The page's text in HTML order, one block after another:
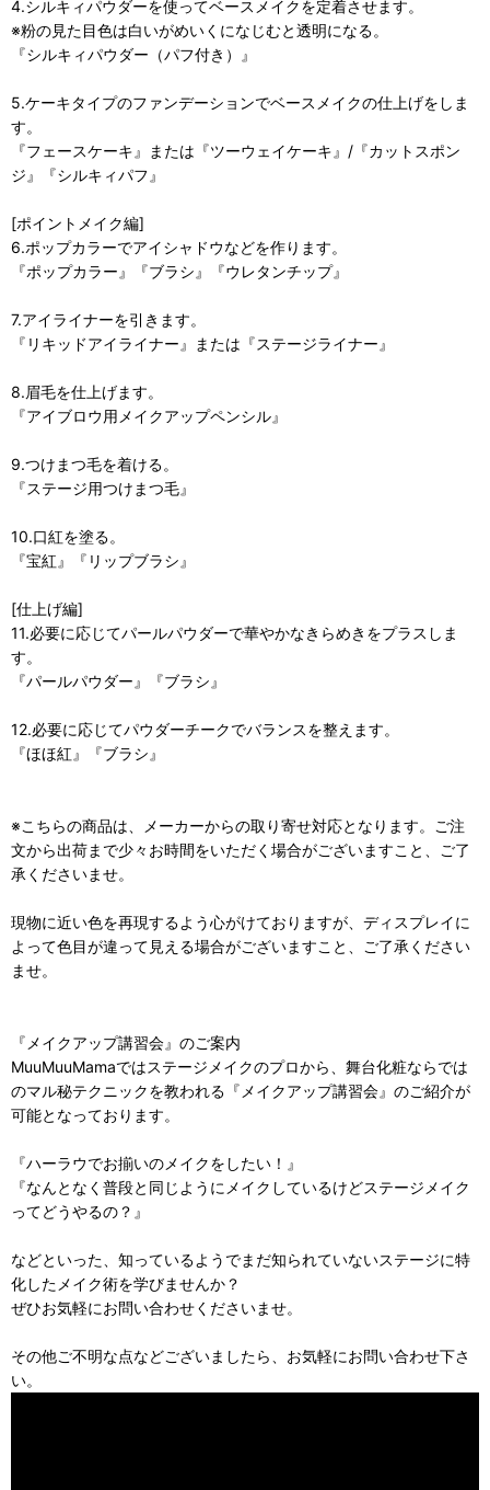
4.シルキィパウダーを使ってベースメイクを定着させます。
※粉の見た目色は白いがめいくになじむと透明になる。
『シルキィパウダー（パフ付き）』
5.ケーキタイプのファンデーションでベースメイクの仕上げをしま
す。
『フェースケーキ』または『ツーウェイケーキ』/『カットスポン
ジ』『シルキィパフ』
[ポイントメイク編]
6.ポップカラーでアイシャドウなどを作ります。
『ポップカラー』『ブラシ』『ウレタンチップ』
7.アイライナーを引きます。
『リキッドアイライナー』または『ステージライナー』
8.眉毛を仕上げます。
『アイブロウ用メイクアップペンシル』
9.つけまつ毛を着ける。
『ステージ用つけまつ毛』
10.口紅を塗る。
『宝紅』『リップブラシ』
[仕上げ編]
11.必要に応じてパールパウダーで華やかなきらめきをプラスしま
す。
『パールパウダー』『ブラシ』
12.必要に応じてパウダーチークでバランスを整えます。
『ほほ紅』『ブラシ』
※こちらの商品は、メーカーからの取り寄せ対応となります。ご注
文から出荷まで少々お時間をいただく場合がございますこと、ご了
承くださいませ。
現物に近い色を再現するよう心がけておりますが、ディスプレイに
よって色目が違って見える場合がございますこと、ご了承ください
ませ。
『メイクアップ講習会』のご案内
MuuMuuMamaではステージメイクのプロから、舞台化粧ならでは
のマル秘テクニックを教われる『メイクアップ講習会』のご紹介が
可能となっております。
『ハーラウでお揃いのメイクをしたい！』
『なんとなく普段と同じようにメイクしているけどステージメイク
ってどうやるの？』
などといった、知っているようでまだ知られていないステージに特
化したメイク術を学びませんか？
ぜひお気軽にお問い合わせくださいませ。
その他ご不明な点などございましたら、お気軽にお問い合わせ下さ
い。